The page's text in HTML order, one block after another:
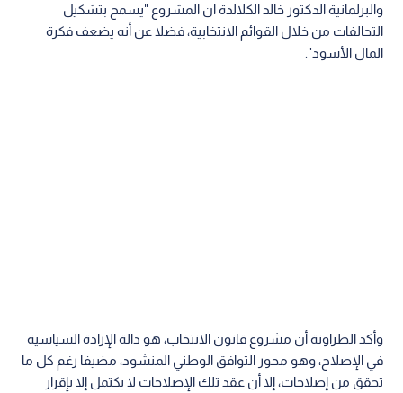
والبرلمانية الدكتور خالد الكلالدة ان المشروع "يسمح بتشكيل
التحالفات من خلال القوائم الانتخابية، فضلا عن أنه يضعف فكرة
المال الأسود".
وأكد الطراونة أن مشروع قانون الانتخاب، هو دالة الإرادة السياسية
في الإصلاح، وهو محور التوافق الوطني المنشود، مضيفا رغم كل ما
تحقق من إصلاحات، إلا أن عقد تلك الإصلاحات لا يكتمل إلا بإقرار